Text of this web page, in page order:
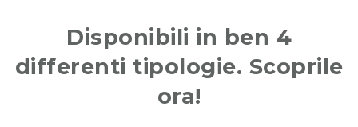
Disponibili in ben 4
differenti tipologie. Scoprile
ora!